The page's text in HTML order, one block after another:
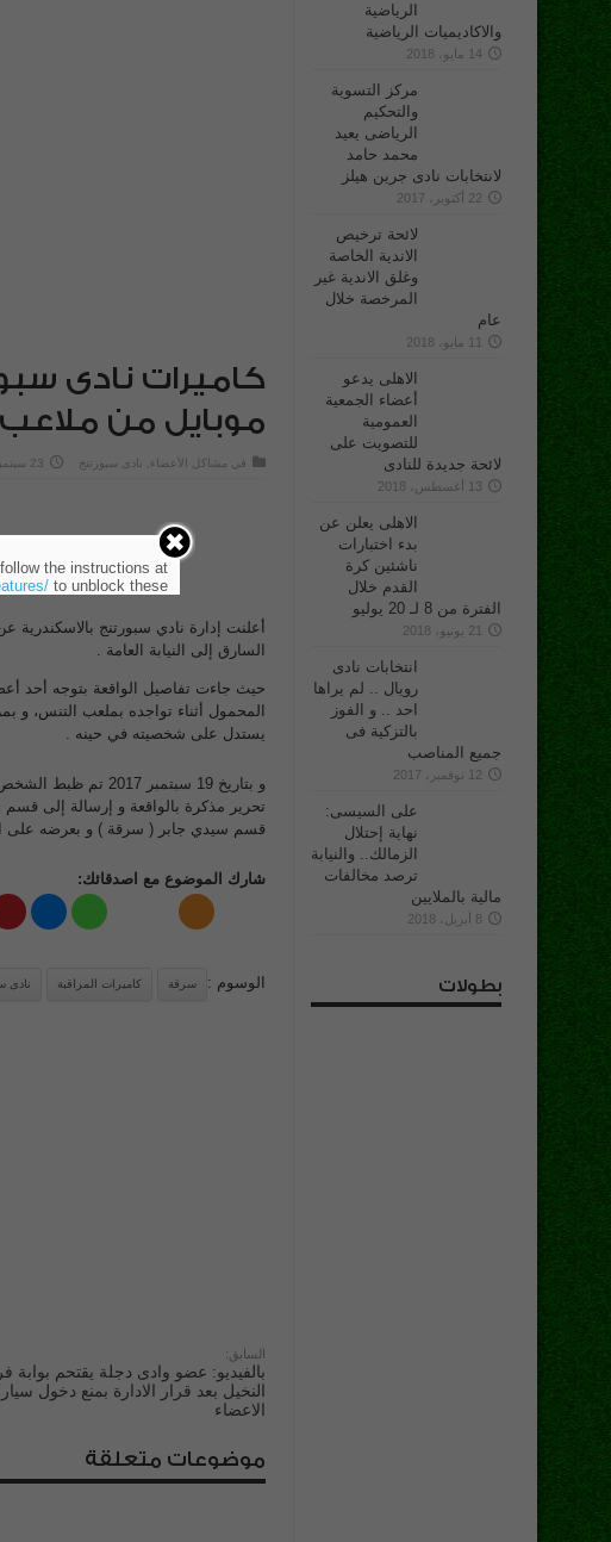
كاميرات نادى
موبايل من
في مشاكل الأعضاء نادى سبورتنج 23 سبتمبر، 2017
أعلنت إدارة نادي سبورتنج
السارق إلى النيابة العامة .
المحمول أثناء تواجده بملعب التنس، و
يستدل على شخصيته في حينه .
و بتاريخ 19
قسم سيدي جابر ( سرقة ) و بعرضه على
شارك الموضوع مع اصدقائك:
الوسوم : سرقة كاميرات المراقبة نادى
السابق:
بالفيديو: عضو وادى دجلة يقتحم بوابة
النخيل بعد قرار الادارة بمنع دخول
الاعضاء
موضوعات متعلقة
الرياضية
والاكاديميات الرياضية
14 مايو، 2018
مركز التسوية
والتحكيم
الرياضى يعيد
محمد حامد
لانتخابات نادى جرين هيلز
22 أكتوبر، 2017
لائحة ترخيص
الاندية الخاصة
وغلق الاندية غير
المرخصة خلال
عام
11 مايو، 2018
الاهلى يدعو
أعضاء الجمعية
العمومية
للتصويت على
لائحة جديدة للنادى
13 أغسطس، 2018
الاهلى يعلن عن
بدء اختبارات
ناشئين كرة
القدم خلال
الفترة من 8 لـ 20 يوليو
21 يونيو، 2018
انتخابات نادى
رويال .. لم يراها
احد .. و الفوز
بالتزكية فى
جميع المناصب
12 نوفمبر، 2017
على السيسى:
نهاية إحتلال
الزمالك.. والنيابة
ترصد مخالفات
مالية بالملايين
8 أبريل، 2018
بطولات
the instructions at
to unblock these.